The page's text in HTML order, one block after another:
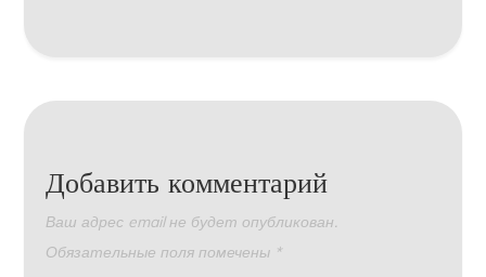
Добавить комментарий
Ваш адрес email не будет опубликован.
Обязательные поля помечены *